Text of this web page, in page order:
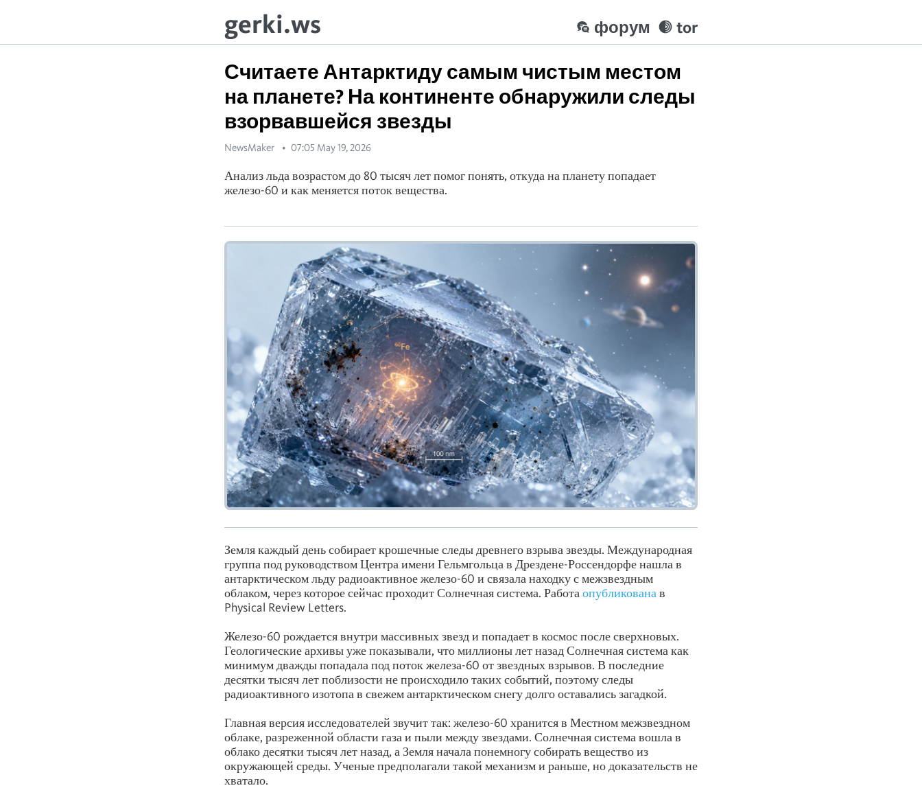
gerki.ws tor
форум
Считаете Антарктиду самым чистым местом
на планете? На континенте обнаружили следы
взорвавшейся звезды
NewsMaker 07:05 May 19, 2026
Анализ льда возрастом до 80 тысяч лет помог понять, откуда на планету попадает
железо-60 и как меняется поток вещества.
Земля каждый день собирает крошечные следы древнего взрыва звезды. Международная
группа под руководством Центра имени Гельмгольца в Дрездене-Россендорфе нашла в
антарктическом льду радиоактивное железо-60 и связала находку с межзвездным
облаком, через которое сейчас проходит Солнечная система. Работа опубликована в
Physical Review Letters.
Железо-60 рождается внутри массивных звезд и попадает в космос после сверхновых.
Геологические архивы уже показывали, что миллионы лет назад Солнечная система как
минимум дважды попадала под поток железа-60 от звездных взрывов. В последние
десятки тысяч лет поблизости не происходило таких событий, поэтому следы
радиоактивного изотопа в свежем антарктическом снегу долго оставались загадкой.
Главная версия исследователей звучит так: железо-60 хранится в Местном межзвездном
облаке, разреженной области газа и пыли между звездами. Солнечная система вошла в
облако десятки тысяч лет назад, а Земля начала понемногу собирать вещество из
окружающей среды. Ученые предполагали такой механизм и раньше, но доказательств не
хватало.